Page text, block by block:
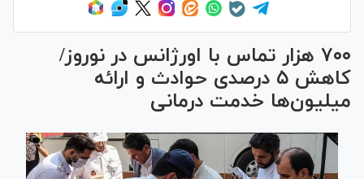
۷۰۰ هزار تماس با اورژانس در نوروز/
کاهش ۵ درصدی حوادث و ارائه
میلیون‌ها خدمت درمانی